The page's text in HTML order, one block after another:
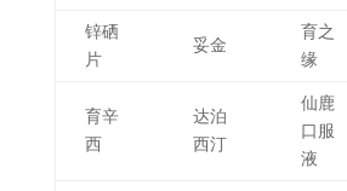
锌硒
片
妥金
育之
缘
育辛
西
达泊
西汀
仙鹿
口服
液